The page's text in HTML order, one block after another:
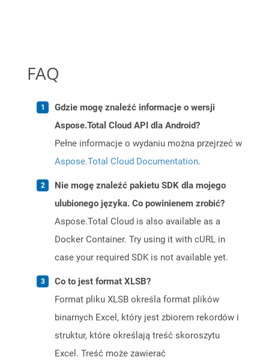
FAQ
Gdzie mogę znaleźć informacje o wersji
Aspose.Total Cloud API dla Android?
Pełne informacje o wydaniu można przejrzeć w
Aspose.Total Cloud Documentation.
Nie mogę znaleźć pakietu SDK dla mojego
ulubionego języka. Co powinienem zrobić?
Aspose.Total Cloud is also available as a
Docker Container. Try using it with cURL in
case your required SDK is not available yet.
Co to jest format XLSB?
Format pliku XLSB określa format plików
binarnych Excel, który jest zbiorem rekordów i
struktur, które określają treść skoroszytu
Excel. Treść może zawierać